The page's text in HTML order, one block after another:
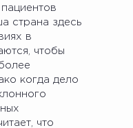
страна здесь
в
чтобы
когда дело
что